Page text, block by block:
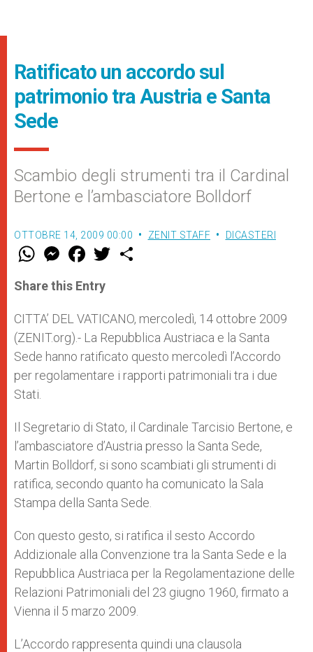
Ratificato un accordo sul
patrimonio tra Austria e Santa
Sede
Scambio degli strumenti tra il Cardinal
Bertone e l’ambasciatore Bolldorf
OTTOBRE 14, 2009 00:00 ZENIT STAFF DICASTERI
W
t
s
p
p
M
e
s
e
g
e
r
F
a
e
b
o
k
w
r
Share this Entry
CITTA’ DEL VATICANO, mercoledì, 14 ottobre 2009
(ZENIT.org).- La Repubblica Austriaca e la Santa
Sede hanno ratificato questo mercoledì l’Accordo
per regolamentare i rapporti patrimoniali tra i due
Stati.
Il Segretario di Stato, il Cardinale Tarcisio Bertone, e
l’ambasciatore d’Austria presso la Santa Sede,
Martin Bolldorf, si sono scambiati gli strumenti di
ratifica, secondo quanto ha comunicato la Sala
Stampa della Santa Sede.
Con questo gesto, si ratifica il sesto Accordo
Addizionale alla Convenzione tra la Santa Sede e la
Repubblica Austriaca per la Regolamentazione delle
Relazioni Patrimoniali del 23 giugno 1960, firmato a
Vienna il 5 marzo 2009.
L’Accordo rappresenta quindi una clausola